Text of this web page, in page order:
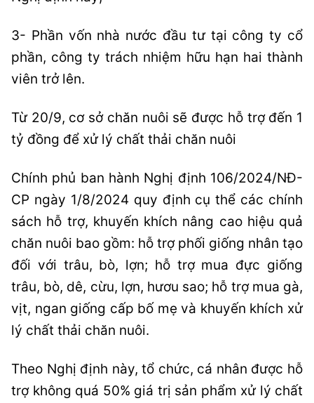
3- Phần vốn nhà nước đầu tư tại công ty cổ
phần, công ty trách nhiệm hữu hạn hai thành
viên trở lên.
Từ 20/9, cơ sở chăn nuôi sẽ được hỗ trợ đến 1
tỷ đồng để xử lý chất thải chăn nuôi
Chính phủ ban hành Nghị định 106/2024/NĐ-
CP ngày 1/8/2024 quy định cụ thể các chính
sách hỗ trợ, khuyến khích nâng cao hiệu quả
chăn nuôi bao gồm: hỗ trợ phối giống nhân tạo
đối với trâu, bò, lợn; hỗ trợ mua đực giống
trâu, bò, dê, cừu, lợn, hươu sao; hỗ trợ mua gà,
vịt, ngan giống cấp bố mẹ và khuyến khích xử
lý chất thải chăn nuôi.
Theo Nghị định này, tổ chức, cá nhân được hỗ
trợ không quá 50% giá trị sản phẩm xử lý chất